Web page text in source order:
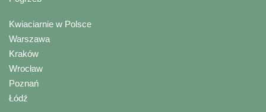
Kwiaciarnie w Polsce
Warszawa
Kraków
Wrocław
Poznań
Łódź